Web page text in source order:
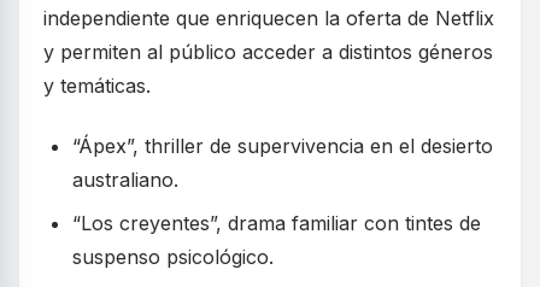
independiente que enriquecen la oferta de Netflix
y permiten al público acceder a distintos géneros
y temáticas.
“Ápex”, thriller de supervivencia en el desierto
australiano.
“Los creyentes”, drama familiar con tintes de
suspenso psicológico.